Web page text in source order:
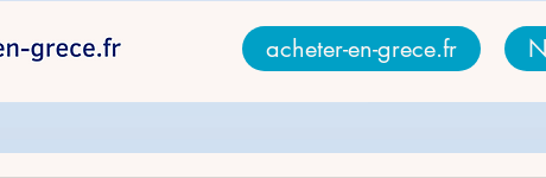
acheter-en-grece.fr